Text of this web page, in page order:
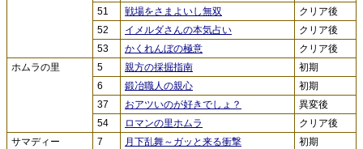
51
戦場をさまよいし無双
クリア後
52
イメルダさんの本気占い
クリア後
53
かくれんぼの極意
クリア後
ホムラの里
5 親方の採掘指南
初期
6
鍛冶職人の親心
初期
37
おアツいのが好きでしょ？
異変後
54
ロマンの里ホムラ
クリア後
サマディー
7 月下乱舞～ガッと来る衝撃
初期